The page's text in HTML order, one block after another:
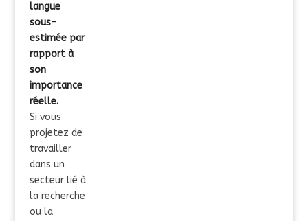
langue
sous-
estimée par
rapport à
son
importance
réelle.
Si vous
projetez de
travailler
dans un
secteur lié à
la recherche
ou la